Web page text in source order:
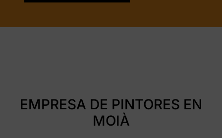
EMPRESA DE PINTORES EN
MOIÀ